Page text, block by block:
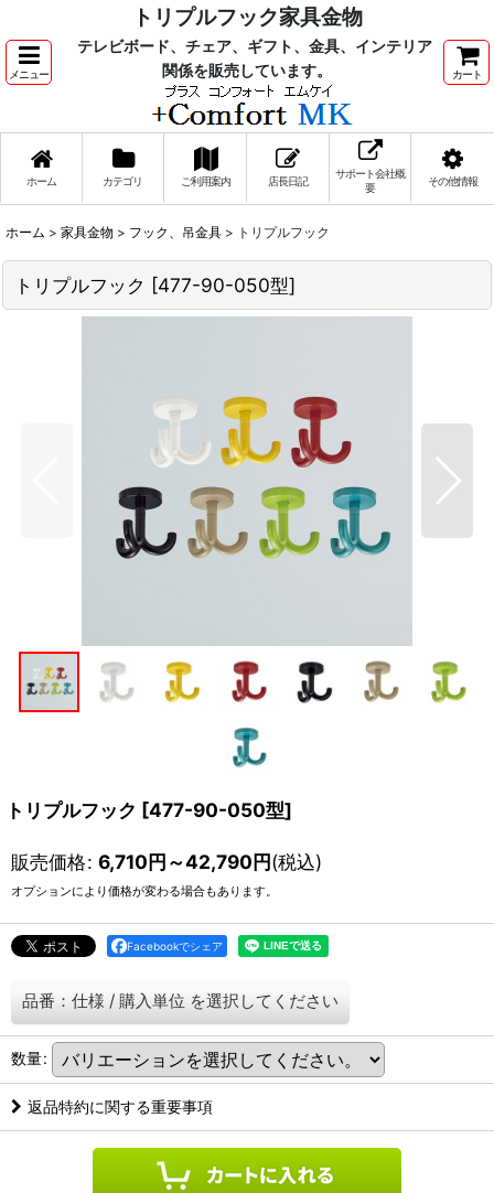
トリプルフック家具金物
メニュー
テレビボード、チェア、ギフト、金具、インテリア
関係を販売しています。
カート
ホーム カテゴリ ご利用案内 店長日記
サポート会社概
要
その他情報
ホーム > 家具金物 > フック、吊金具 > トリプルフック
トリプルフック [477-90-050型]
トリプルフック [477-90-050型]
販売価格: 6,710円～42,790円(税込)
オプションにより価格が変わる場合もあります。
Facebookでシェア
品番：仕様 / 購入単位 を選択してください
数量:
返品特約に関する重要事項